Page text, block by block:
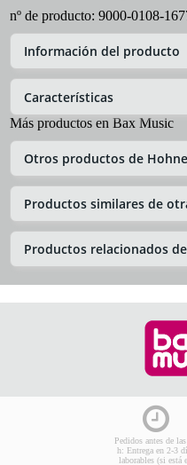
nº de producto: 9000-0108-
Información del producto
Características
Más productos en Bax Music
Otros productos de
Productos similares de
Productos relacionados
Pedidos antes de
h: Entrega en 2-3
laborables (si está